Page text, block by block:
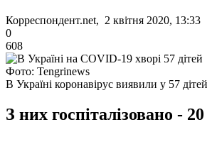
Корреспондент.net, 2 квітня 2020, 13:33
0
608
Фото: Tengrinews
В Україні коронавірус виявили у 57 дітей
З них госпіталізовано -